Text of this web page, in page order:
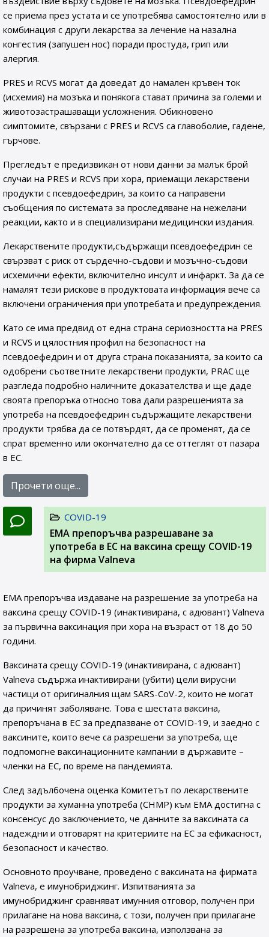
се приема през устата и се употребява самостоятелно или в
комбинация с други лекарства за лечение на назална
конгестия (запушен нос) поради простуда, грип или
алергия.
PRES и RCVS могат да доведат до намален кръвен ток
(исхемия) на мозъка и понякога стават причина за големи и
животозастрашаващи усложнения. Обикновено
симптомите, свързани с PRES и RCVS са главоболие, гадене,
гърчове.
Прегледът е предизвикан от нови данни за малък брой
случаи на PRES и RCVS при хора, приемащи лекарствени
продукти с псевдоефедрин, за които са направени
съобщения по системата за проследяване на нежелани
реакции, както и в специализирани медицински издания.
Лекарствените продукти,съдържащи псевдоефедрин се
свързват с риск от сърдечно-съдови и мозъчно-съдови
исхемични ефекти, включително инсулт и инфаркт. За да се
намалят тези рискове в продуктовата информация вече са
включени ограничения при употребата и предупреждения.
Като се има предвид от една страна сериозността на PRES
и RCVS и цялостния профил на безопасност на
псевдоефедрин и от друга страна показанията, за които са
одобрени съответните лекарствени продукти, PRAC ще
разгледа подробно наличните доказателства и ще даде
своята препоръка относно това дали разрешенията за
употреба на псевдоефедрин съдържащите лекарствени
продукти трябва да се потвърдят, да се променят, да се
спрат временно или окончателно да се оттеглят от пазара
в ЕС.
Прочети още...
COVID-19
EMA препоръчва разрешаване за
употреба в ЕС на ваксина срещу COVID-19
на фирма Valneva
EMA препоръчва издаване на разрешение за употреба на
ваксина срещу COVID-19 (инактивирана, с адювант) Valneva
за първична ваксинация при хора на възраст от 18 до 50
години.
Ваксината срещу COVID-19 (инактивирана, с адювант)
Valneva съдържа инактивирани (убити) цели вирусни
частици от оригиналния щам SARS-CoV-2, които не могат
да причинят заболяване. Това е шестата ваксина,
препоръчана в ЕС за предпазване от COVID-19, и заедно с
ваксините, които вече са разрешени за употреба, ще
подпомогне ваксинационните кампании в държавите –
членки на ЕС, по време на пандемията.
След задълбочена оценка Комитетът по лекарствените
продукти за хуманна употреба (CHMP) към ЕМА достигна с
консенсус до заключението, че данните за ваксината са
надеждни и отговарят на критериите на ЕС за ефикасност,
безопасност и качество.
Основното проучване, проведено с ваксината на фирмата
Valneva, е имунобриджинг. Изпитванията за
имунобриджинг сравняват имунния отговор, получен при
прилагане на нова ваксина, с този, получен при прилагане
на разрешена за употреба ваксина, използвана за